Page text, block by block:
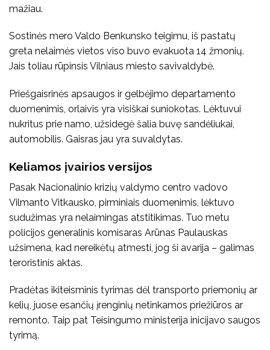
mažiau.
Sostinės mero Valdo Benkunsko teigimu, iš pastatų
greta nelaimės vietos viso buvo evakuota 14 žmonių.
Jais toliau rūpinsis Vilniaus miesto savivaldybė.
Priešgaisrinės apsaugos ir gelbėjimo departamento
duomenimis, orlaivis yra visiškai suniokotas. Lėktuvui
nukritus prie namo, užsidegė šalia buvę sandėliukai,
automobilis. Gaisras jau yra suvaldytas.
Keliamos įvairios versijos
Pasak Nacionalinio krizių valdymo centro vadovo
Vilmanto Vitkausko, pirminiais duomenimis, lėktuvo
sudužimas yra nelaimingas atstitikimas. Tuo metu
policijos generalinis komisaras Arūnas Paulauskas
užsimena, kad nereikėtų atmesti, jog ši avarija – galimas
teroristinis aktas.
Pradėtas ikiteisminis tyrimas dėl transporto priemonių ar
kelių, juose esančių įrenginių netinkamos priežiūros ar
remonto. Taip pat Teisingumo ministerija inicijavo saugos
tyrimą.